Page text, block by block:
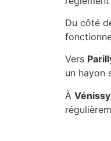
Du côté
Vers
un hayon
À Vénissy